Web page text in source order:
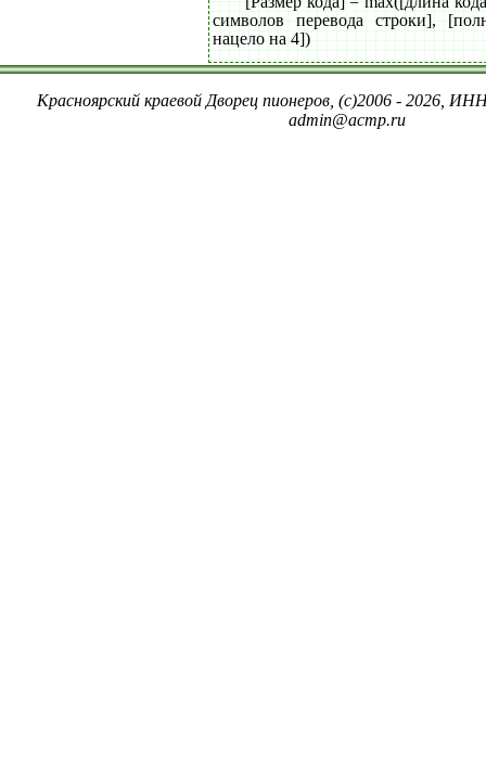
символов перевода строки],
нацело на 4])
Красноярский краевой Дворец пионеров, (c)2006 - 2026,
admin@acmp.ru